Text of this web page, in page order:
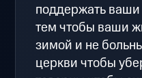
поддержать
тем чтобы ваши
зимой и не
церкви чтобы